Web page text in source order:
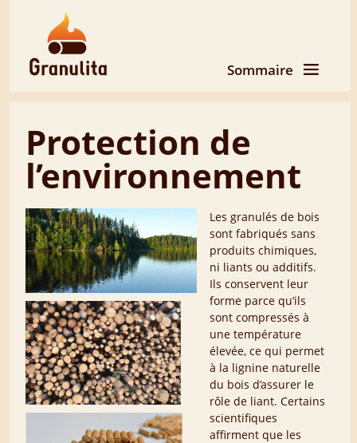
Sommaire
Protection de
l’environnement
Les granulés de bois
sont fabriqués sans
produits chimiques,
ni liants ou additifs.
Ils conservent leur
forme parce qu’ils
sont compressés à
une température
élevée, ce qui permet
à la lignine naturelle
du bois d’assurer le
rôle de liant. Certains
scientifiques
affirment que les